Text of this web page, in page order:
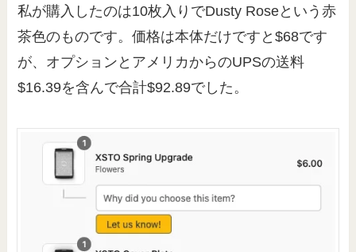
私が購入したのは10枚入りでDusty Roseという赤
茶色のものです。価格は本体だけですと$68です
が、オプションとアメリカからのUPSの送料
$16.39を含んで合計$92.89でした。